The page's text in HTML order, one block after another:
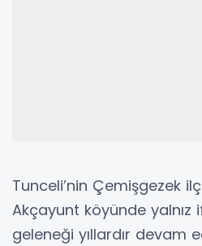
Tunceli’nin Çemişgezek
Akçayunt köyünde
geleneği yıllardır devam